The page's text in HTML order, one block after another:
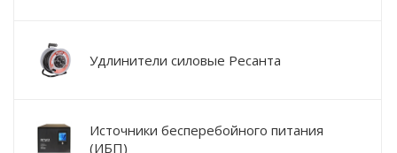
Удлинители силовые Ресанта
Источники бесперебойного питания
(ИБП)